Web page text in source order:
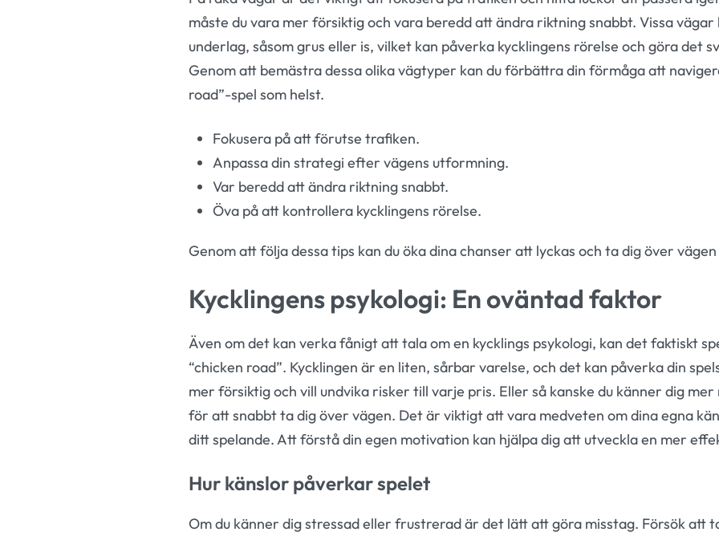
måste du vara mer försiktig och vara beredd att ändra riktning snabbt. Vissa vägar
underlag, såsom grus eller is, vilket kan påverka kycklingens rörelse och göra det
Genom att bemästra dessa olika vägtyper kan du förbättra din förmåga att
road”-spel som helst.
Fokusera på att förutse trafiken.
Anpassa din strategi efter vägens utformning.
Var beredd att ändra riktning snabbt.
Öva på att kontrollera kycklingens rörelse.
Genom att följa dessa tips kan du öka dina chanser att lyckas och ta dig över
Kycklingens psykologi: En oväntad faktor
Även om det kan verka fånigt att tala om en kycklings psykologi, kan det faktiskt
“chicken road”. Kycklingen är en liten, sårbar varelse, och det kan påverka din
mer försiktig och vill undvika risker till varje pris. Eller så kanske du känner dig
för att snabbt ta dig över vägen. Det är viktigt att vara medveten om dina egna
ditt spelande. Att förstå din egen motivation kan hjälpa dig att utveckla en mer
Hur känslor påverkar spelet
Om du känner dig stressad eller frustrerad är det lätt att göra misstag. Försök att